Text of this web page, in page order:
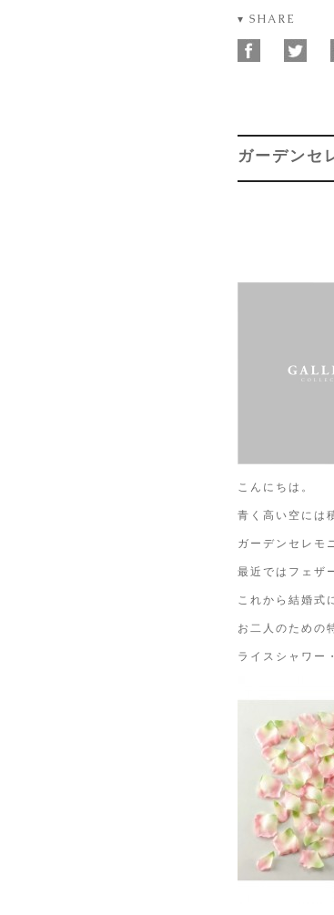
▾ SHARE
ガーデンセ
こんにちは。
青く高い空には
ガーデンセレモ
最近ではフェザ
これから結婚式
お二人のための
ライスシャワー